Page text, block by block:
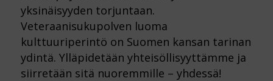
yksinäisyyden torjuntaan.
Veteraanisukupolven luoma
kulttuuriperintö on Suomen kansan tarinan
ydintä. Ylläpidetään yhteisöllisyyttämme ja
siirretään sitä nuoremmille – yhdessä!